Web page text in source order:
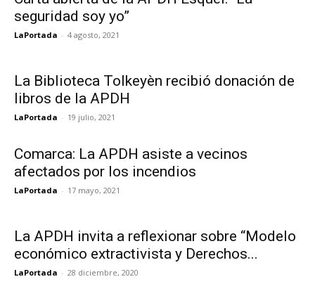
seguridad soy yo”
LaPortada - 4 agosto, 2021
La Biblioteca Tolkeyèn recibió donación de
libros de la APDH
LaPortada - 19 julio, 2021
Comarca: La APDH asiste a vecinos
afectados por los incendios
LaPortada - 17 mayo, 2021
La APDH invita a reflexionar sobre “Modelo
económico extractivista y Derechos...
LaPortada - 28 diciembre, 2020